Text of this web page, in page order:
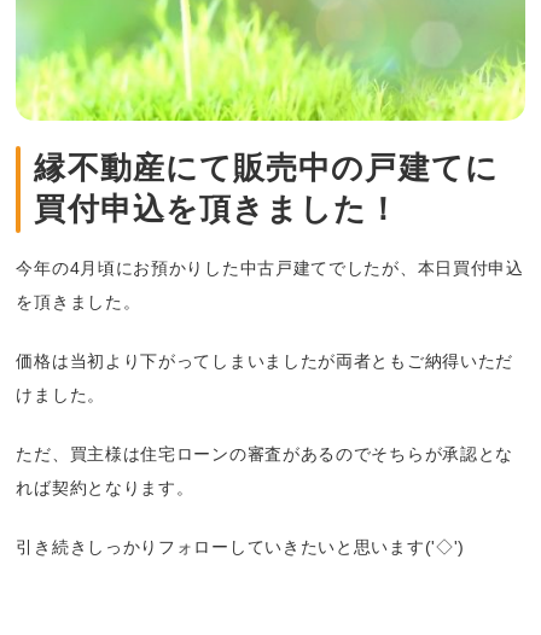
縁不動産にて販売中の戸建てに
買付申込を頂きました！
今年の4月頃にお預かりした中古戸建てでしたが、本日買付申込
を頂きました。
価格は当初より下がってしまいましたが両者ともご納得いただ
けました。
ただ、買主様は住宅ローンの審査があるのでそちらが承認とな
れば契約となります。
引き続きしっかりフォローしていきたいと思います('◇')ゞ